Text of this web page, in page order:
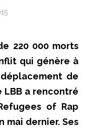
220 000 morts
qui génère à
de
LBB a rencontré
of Rap
mai dernier. Ses